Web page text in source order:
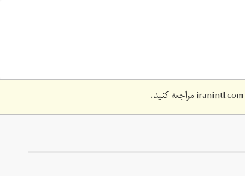
iranintl.comمراجعه کنید.